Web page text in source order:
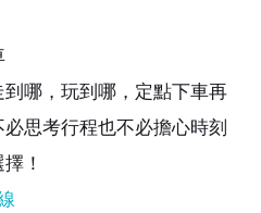
哪，玩到哪，定點下車再
思考行程也不必擔心時刻
！